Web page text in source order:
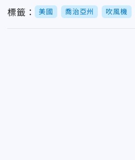
標籤： 美國 喬治亞州 吹風機